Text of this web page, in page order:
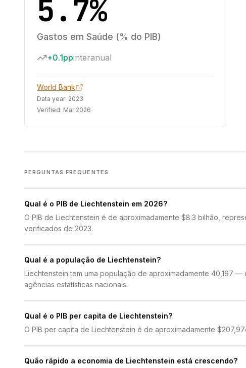
5.7%
Gastos em Saúde (% do PIB)
+0.1ppinteranual
World Bank
Data year: 2023
Verified: Mar 2026
PERGUNTAS FREQUENTES
Qual é o PIB de Liechtenstein em 2026?
O PIB de Liechtenstein é de aproximadamente $8.3 bilhão,
verificados de 2023.
Qual é a população de Liechtenstein?
Liechtenstein tem uma população de aproximadamente 40,197
agências estatísticas nacionais.
Qual é o PIB per capita de Liechtenstein?
O PIB per capita de Liechtenstein é de aproximadamente
Quão rápido a economia de Liechtenstein está crescendo?